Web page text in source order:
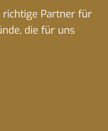
richtige Partner für
die für uns